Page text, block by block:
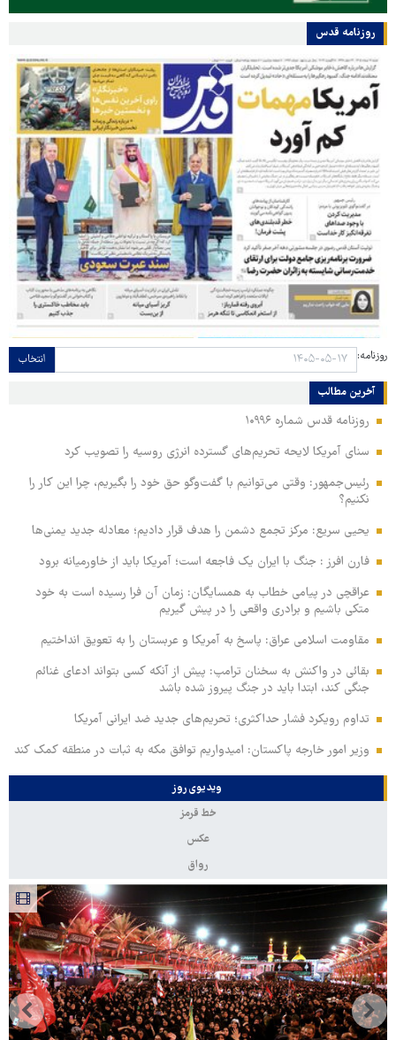
روزنامه قدس
روزنامه: انتخاب
آخرین مطالب
روزنامه قدس شماره ۱۰۹۹۶
سنای آمریکا لایحه تحریم‌های گسترده انرژی روسیه را تصویب کرد
رئیس‌جمهور: وقتی می‌توانیم با گفت‌وگو حق خود را بگیریم، چرا این کار را
نکنیم؟
یحیی سریع: مرکز تجمع دشمن را هدف قرار دادیم؛ معادله جدید یمنی‌ها
فارن افرز : جنگ با ایران یک فاجعه است؛ آمریکا باید از خاورمیانه برود
عراقچی در پیامی خطاب به همسایگان: زمان آن فرا رسیده است به خود
متکی باشیم و برادری واقعی را در پیش گیریم
مقاومت اسلامی عراق: پاسخ به آمریکا و عربستان را به تعویق انداختیم
بقائی در واکنش به سخنان ترامپ: پیش از آنکه کسی بتواند ادعای غنائم
جنگی کند، ابتدا باید در جنگ پیروز شده باشد
تداوم رویکرد فشار حداکثری؛ تحریم‌های جدید ضد ایرانی آمریکا
وزیر امور خارجه پاکستان: امیدواریم توافق مکه به ثبات در منطقه کمک کند
ویدیوی روز
خط قرمز
عکس
رواق